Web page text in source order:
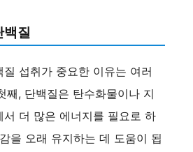
질
섭취가 중요한 이유는 여러
째, 단백질은 탄수화물이나 지
서 더 많은 에너지를 필요로 하
을 오래 유지하는 데 도움이 됩